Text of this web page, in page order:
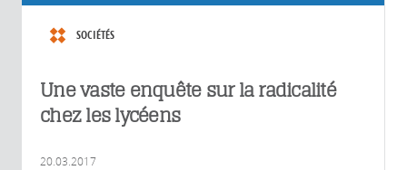
SOCIÉTÉS
Une vaste enquête sur la radicalité
chez les lycéens
20.03.2017